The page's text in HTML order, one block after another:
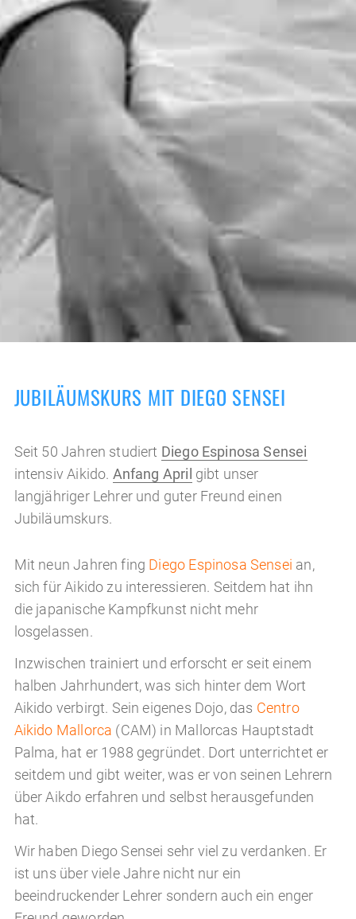
JUBILÄUMSKURS MIT DIEGO SENSEI
Seit 50 Jahren studiert Diego Espinosa Sensei
intensiv Aikido. Anfang April gibt unser
langjähriger Lehrer und guter Freund einen
Jubiläumskurs.
Mit neun Jahren fing Diego Espinosa Sensei an,
sich für Aikido zu interessieren. Seitdem hat ihn
die japanische Kampfkunst nicht mehr
losgelassen.
Inzwischen trainiert und erforscht er seit einem
halben Jahrhundert, was sich hinter dem Wort
Aikido verbirgt. Sein eigenes Dojo, das Centro
Aikido Mallorca (CAM) in Mallorcas Hauptstadt
Palma, hat er 1988 gegründet. Dort unterrichtet er
seitdem und gibt weiter, was er von seinen Lehrern
über Aikdo erfahren und selbst herausgefunden
hat.
Wir haben Diego Sensei sehr viel zu verdanken. Er
ist uns über viele Jahre nicht nur ein
beeindruckender Lehrer sondern auch ein enger